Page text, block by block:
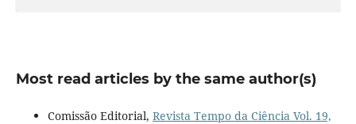
Most read articles by the same author(s)
Comissão Editorial, Revista Tempo da Ciência Vol. 19,